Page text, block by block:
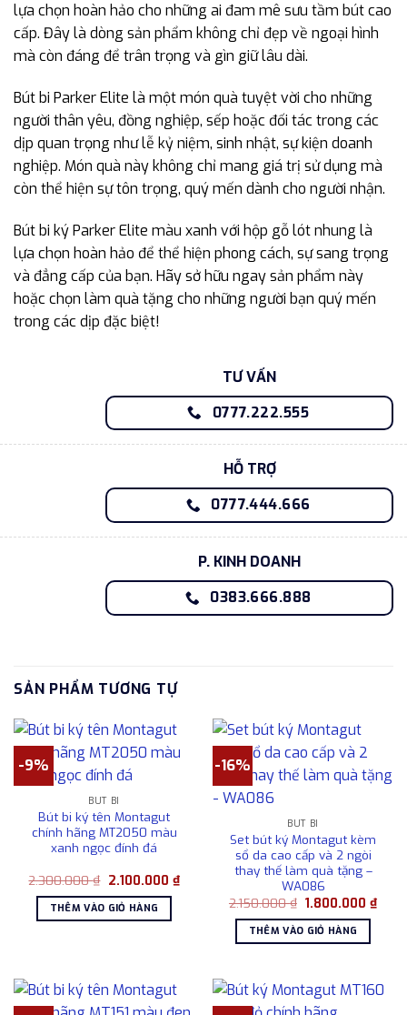
lựa chọn hoàn hảo cho những ai đam mê sưu tầm bút cao
cấp. Đây là dòng sản phẩm không chỉ đẹp về ngoại hình
mà còn đáng để trân trọng và gìn giữ lâu dài.
Bút bi Parker Elite là một món quà tuyệt vời cho những
người thân yêu, đồng nghiệp, sếp hoặc đối tác trong các
dịp quan trọng như lễ kỷ niệm, sinh nhật, sự kiện doanh
nghiệp. Món quà này không chỉ mang giá trị sử dụng mà
còn thể hiện sự tôn trọng, quý mến dành cho người nhận.
Bút bi ký Parker Elite màu xanh với hộp gỗ lót nhung là
lựa chọn hoàn hảo để thể hiện phong cách, sự sang trọng
và đẳng cấp của bạn. Hãy sở hữu ngay sản phẩm này
hoặc chọn làm quà tặng cho những người bạn quý mến
trong các dịp đặc biệt!
TƯ VẤN
0777.222.555
HỖ TRỢ
0777.444.666
P. KINH DOANH
0383.666.888
SẢN PHẨM TƯƠNG TỰ
-9%
BÚT BI
Bút bi ký tên Montagut
chính hãng MT2050 màu
xanh ngọc đính đá
2.300.000₫ Giá
là:
2.300.000 ₫.
2.100.000 ₫Giá
hiện
THÊM VÀO GIỎ HÀNG
-16%
BÚT BI
Set bút ký Montagut kèm
sổ da cao cấp và 2 ngòi
thay thế làm quà tặng –
WA086
2.150.000₫ Giá
là:
2.150.000 ₫.
1.800.000₫Giá
hiện
THÊM VÀO GIỎ HÀNG